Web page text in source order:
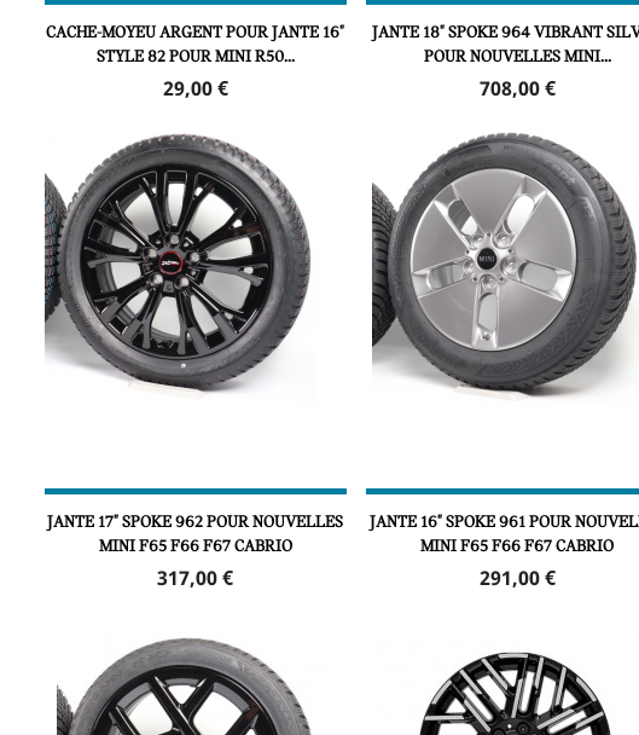
CACHE-MOYEU ARGENT POUR JANTE 16"
STYLE 82 POUR MINI R50...
Prix
29,00 €
JANTE 18" SPOKE 964 VIBRANT
POUR NOUVELLES MINI...
Prix
708,00 €
JANTE 17" SPOKE 962 POUR NOUVELLES
MINI F65 F66 F67 CABRIO
Prix
317,00 €
JANTE 16" SPOKE 961 POUR
MINI F65 F66 F67 CABRIO
Prix
291,00 €